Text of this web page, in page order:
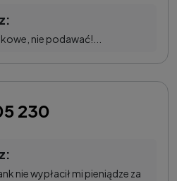
nie podawać!...
230
nie wypłacił mi pieniądze za